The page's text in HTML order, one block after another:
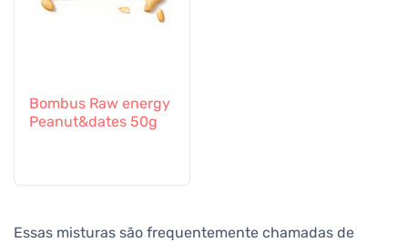
Bombus Raw energy
Peanut&dates 50g
Essas misturas são frequentemente chamadas de